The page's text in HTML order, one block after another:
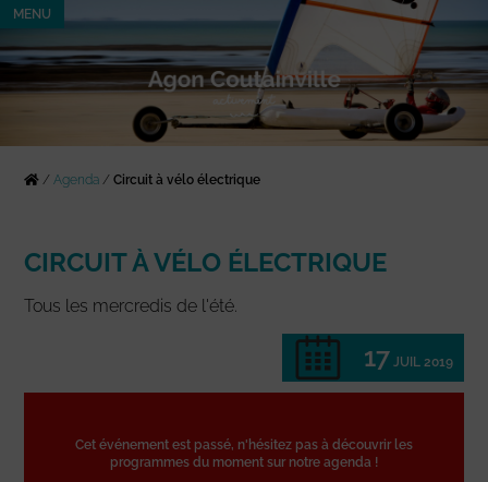
MENU
/Agenda /Circuit à vélo électrique
CIRCUIT À VÉLO ÉLECTRIQUE
Tous les mercredis de l'été.
17 JUIL 2019
Cet événement est passé, n'hésitez pas à découvrir les
programmes du moment sur notre agenda !